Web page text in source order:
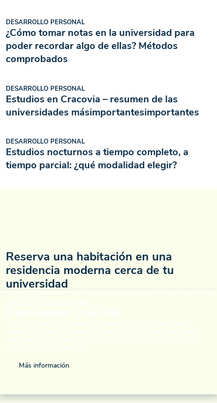
DESARROLLO PERSONAL
¿Cómo tomar notas en la universidad para
poder recordar algo de ellas? Métodos
comprobados
DESARROLLO PERSONAL
Estudios en Cracovia – resumen de las
universidades másimportantesimportantes
DESARROLLO PERSONAL
Estudios nocturnos a tiempo completo, a
tiempo parcial: ¿qué modalidad elegir?
Reserva una habitación en una
residencia moderna cerca de tu
universidad
Más información